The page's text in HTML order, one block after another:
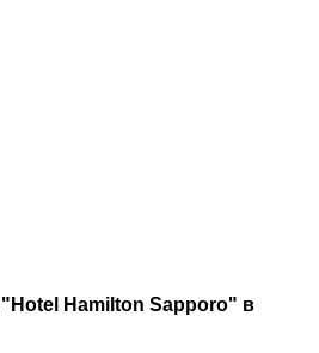
Hamilton Sapporo" в